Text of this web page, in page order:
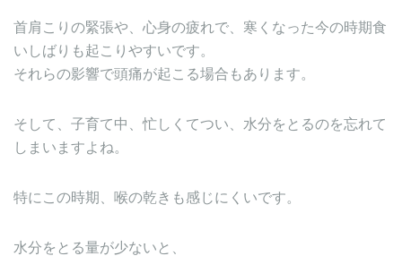
首肩こりの緊張や、心身の疲れで、寒くなった今の時期食
いしばりも起こりやすいです。
それらの影響で頭痛が起こる場合もあります。
そして、子育て中、忙しくてつい、水分をとるのを忘れて
しまいますよね。
特にこの時期、喉の乾きも感じにくいです。
水分をとる量が少ないと、